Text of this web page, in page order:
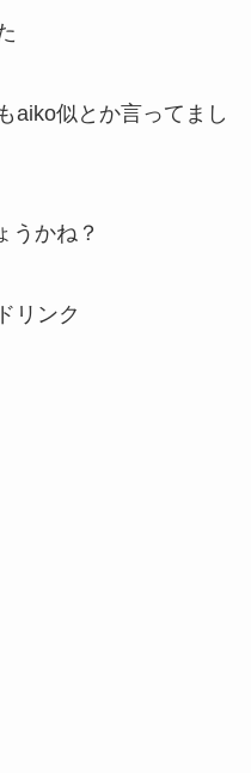
aiko似とか言ってまし
うかね？
リンク